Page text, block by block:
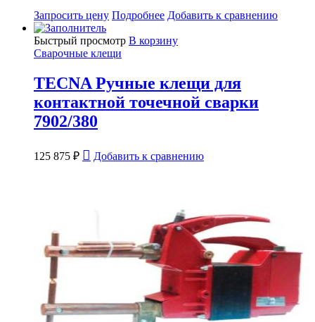
Запросить цену Подробнее Добавить к сравнению
Быстрый просмотр В корзину
Сварочные клещи
TECNA Ручные клещи для
контактной точечной сварки
7902/380
125 875 ₽ Добавить к сравнению